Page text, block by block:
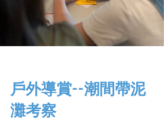
戶外導賞--潮間帶泥
灘考察